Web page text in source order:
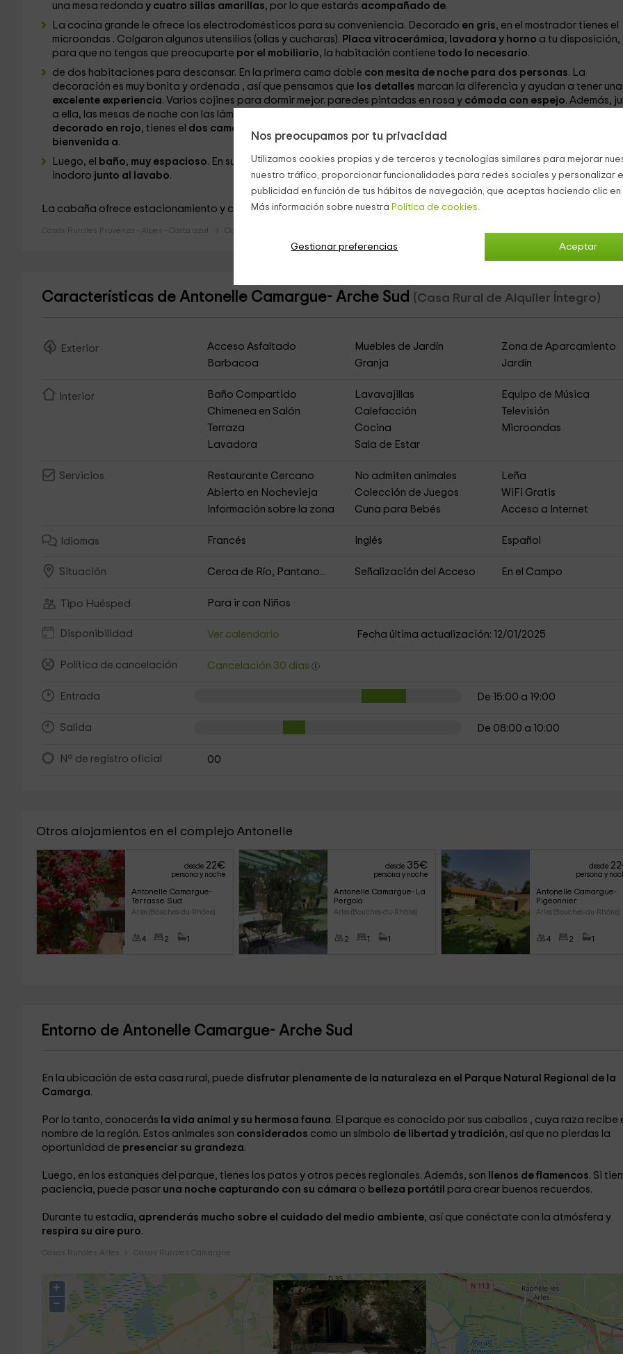
Nos preocupamos por tu privacidad
Utilizamos cookies propias y de terceros y tecnologías similares para mejorar
nuestro tráfico, proporcionar funcionalidades para redes sociales y personalizar
publicidad en función de tus hábitos de navegación, que aceptas haciendo clic
Más información sobre nuestra Política de cookies.
Aceptar
Gestionar preferencias
una mesa redonda y cuatro sillas amarillas, por lo que estarás acompañado de.
La cocina grande le ofrece los electrodomésticos para su conveniencia. Decorado en gris, en el mostrador tienes el
microondas . Colgaron algunos utensilios (ollas y cucharas). Placa vitrocerámica, lavadora y horno a tu disposición,
para que no tengas que preocuparte por el mobiliario, la habitación contiene todo lo necesario.
de dos habitaciones para descansar. En la primera cama doble con mesita de noche para dos personas. La
decoración es muy bonita y ordenada , así que pensamos que los detalles marcan la diferencia y ayudan a tener una
excelente experiencia. Varios cojines para dormir mejor. paredes pintadas en rosa y cómoda con espejo. Además,
a ella, las mesas de noche con las lámparas para una sensación
decorado en rojo, tienes el dos camas individuales
bienvenida a.
Luego, el baño, muy espacioso. En su ducha italianapodrás tomar largas duchas hastaquitarte el cansancio. Aquí,
inodoro junto al lavabo.
La cabaña ofrece estacionamiento y conexión wifi.No se admiten mascotas.
Casas Rurales Provenza - Alpes - Costa azul Casas Rurales Bouches-du-Rhône
Características de Antonelle Camargue- Arche Sud (Casa Rural de Alquiler Íntegro)
Exterior Acceso Asfaltado Muebles de Jardín
Zona de Aparcamiento
Barbacoa
Granja Jardín
Interior Baño Compartido Lavavajillas
Equipo de Música
Chimenea en Salón
Calefacción
Televisión
Terraza
Cocina
Microondas
Lavadora
Sala de Estar
Servicios Restaurante Cercano No admiten animales
Leña
Abierto en Nochevieja
Colección de Juegos
WiFi Gratis
Información sobre la zona
Cuna para Bebés Acceso a Internet
Idiomas Francés Inglés Español
Situación Cerca de Río, Pantano... Señalización del Acceso En el Campo
Tipo Huésped Para ir con Niños
Disponibilidad Ver calendario Fecha última actualización: 12/01/2025
Política de cancelación Cancelación 30 días
Entrada De 15:00 a 19:00
Salida De 08:00 a 10:00
Nº de registro oficial 00
Otros alojamientos en el complejo Antonelle
desde 22€
persona y noche
Antonelle Camargue-
Terrasse Sud
Arles (Bouches-du-Rhône)
4 2 1
desde 35€
persona y noche
Antonelle Camargue- La
Pergola
Arles (Bouches-du-Rhône)
2 1 1
desde 22
persona y
Antonelle Camargue-
Pigeonnier
Arles (Bouches-du-Rhône)
4 2 1
Entorno de Antonelle Camargue- Arche Sud
En la ubicación de esta casa rural, puede disfrutar plenamente de la naturaleza en el Parque Natural Regional de la
Camarga.
Por lo tanto, conocerás la vida animal y su hermosa fauna. El parque es conocido por sus caballos , cuya raza recibe
nombre de la región. Estos animales son considerados como un símbolo de libertad y tradición, así que no pierdas la
oportunidad de presenciar su grandeza.
Luego, en los estanques del parque, tienes los patos y otros peces regionales. Además, son llenos de flamencos. Si
paciencia, puede pasar una noche capturando con su cámara o belleza portátil para crear buenos recuerdos.
Durante tu estadía, aprenderás mucho sobre el cuidado del medio ambiente, así que conéctate con la atmósfera y
respira su aire puro.
Casas Rurales Arles Casas Rurales Camargue
+
−